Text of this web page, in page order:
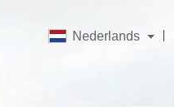
Nederlands